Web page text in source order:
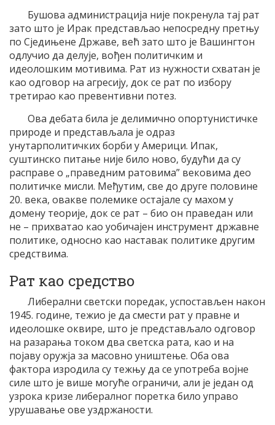
Бушова администрација није покренула тај рат
зато што је Ирак представљао непосредну претњу
по Сједињене Државе, већ зато што је Вашингтон
одлучио да делује, вођен политичким и
идеолошким мотивима. Рат из нужности схватан је
као одговор на агресију, док се рат по избору
третирао као превентивни потез.
Ова дебата била је делимично опортунистичке
природе и представљала је одраз
унутарполитичких борби у Америци. Ипак,
суштинско питање није било ново, будући да су
расправе о „праведним ратовима” вековима део
политичке мисли. Међутим, све до друге половине
20. века, овакве полемике остајале су махом у
домену теорије, док се рат – био он праведан или
не – прихватао као уобичајен инструмент државне
политике, односно као наставак политике другим
средствима.
Рат као средство
Либерални светски поредак, успостављен након
1945. године, тежио је да смести рат у правне и
идеолошке оквире, што је представљало одговор
на разарања током два светска рата, као и на
појаву оружја за масовно уништење. Оба ова
фактора изродила су тежњу да се употреба војне
силе што је више могуће ограничи, али је један од
узрока кризе либералног поретка било управо
урушавање ове уздржаности.